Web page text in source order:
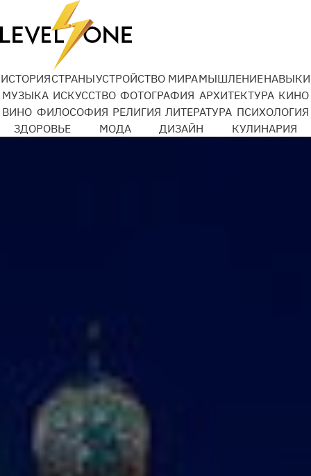
ИСТОРИЯСТРАНЫУСТРОЙСТВО МИРАМЫШЛЕНИЕНАВЫКИ
МУЗЫКА ИСКУССТВО ФОТОГРАФИЯ АРХИТЕКТУРА КИНО
ВИНО ФИЛОСОФИЯ РЕЛИГИЯ ЛИТЕРАТУРА ПСИХОЛОГИЯ
ЗДОРОВЬЕ
МОДА ДИЗАЙН КУЛИНАРИЯ